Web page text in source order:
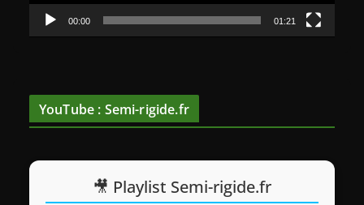
i
o
00:00 01:21
YouTube : Semi-rigide.fr
🎥 Playlist Semi-rigide.fr